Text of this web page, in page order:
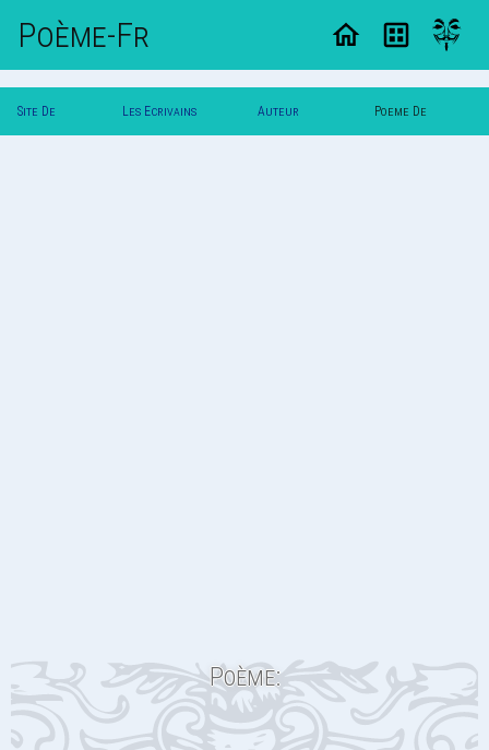
Poème-Fr
Site De Les Ecrivains Auteur Poeme De
Poème: